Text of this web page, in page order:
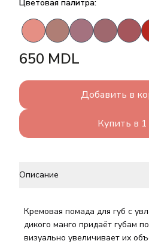
Цветовая палитра:
650 MDL
Добавить в
Купить в
Описание
Кремовая помада для губ с
дикого манго придаёт губам
визуально увеличивает их